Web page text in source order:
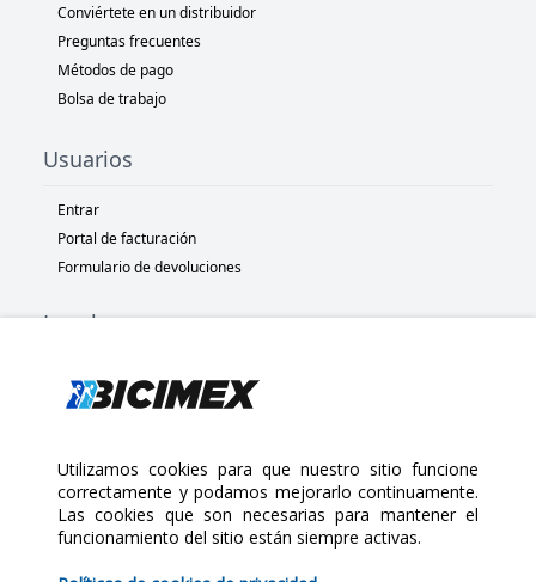
$205.00
Conviértete en un distribuidor
Preguntas frecuentes
Métodos de pago
Bolsa de trabajo
Usuarios
Entrar
Portal de facturación
Formulario de devoluciones
Legal
Políticas de privacidad
Políticas de devolución
Copyright 2025 Bicimex®. All rights reserved. Today is Sábado,
Agosto 8, 2026
Utilizamos cookies para que nuestro sitio funcione
correctamente y podamos mejorarlo continuamente.
Las cookies que son necesarias para mantener el
funcionamiento del sitio están siempre activas.